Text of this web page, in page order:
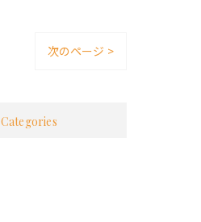
次のページ >
Categories